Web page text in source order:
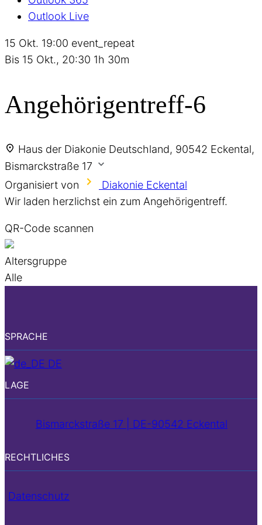
Outlook Live
15 Okt. 19:00 event_repeat
Bis 15 Okt., 20:30 1h 30m
Angehörigentreff-6
Haus der Diakonie Deutschland, 90542 Eckental,
Bismarckstraße 17
Organisiert von
Diakonie Eckental
Wir laden herzlichst ein zum Angehörigentreff.
QR-Code scannen
Altersgruppe
Alle
SPRACHE
DE
LAGE
Bismarckstraße 17 | DE-90542 Eckental
RECHTLICHES
Datenschutz